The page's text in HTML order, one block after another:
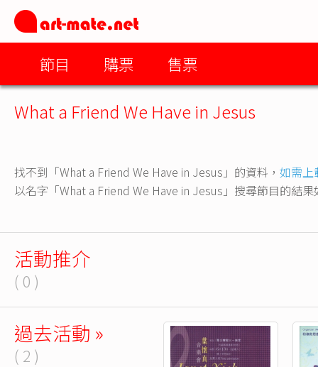
節目 購票 售票
What a Friend We Have in Jesus
找不到「What a Friend We Have in Jesus」的資料， 如需上
以名字「What a Friend We Have in Jesus」搜尋節目的結果
活動推介
( 0 )
過去活動 »
( 2 )